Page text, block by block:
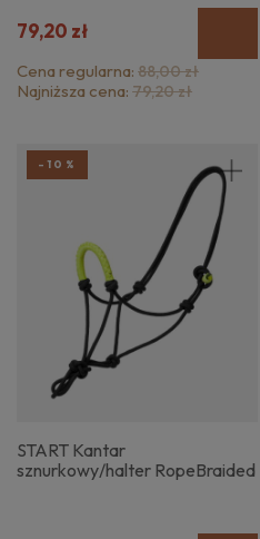
79,20 zł
Cena regularna:88,00 zł
Najniższa cena:79,20 zł
START Kantar
sznurkowy/halter RopeBraided
-10%